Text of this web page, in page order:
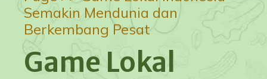
Semakin Mendunia dan
Berkembang Pesat
Game Lokal